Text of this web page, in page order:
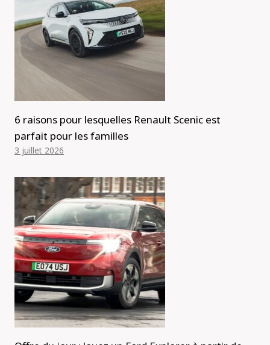
6 raisons pour lesquelles Renault Scenic est
parfait pour les familles
3 juillet 2026